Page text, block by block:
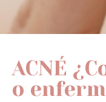
ACNÉ
o